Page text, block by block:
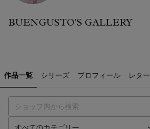
BUENGUSTO'S GALLERY
作品一覧 シリーズ プロフィール レター